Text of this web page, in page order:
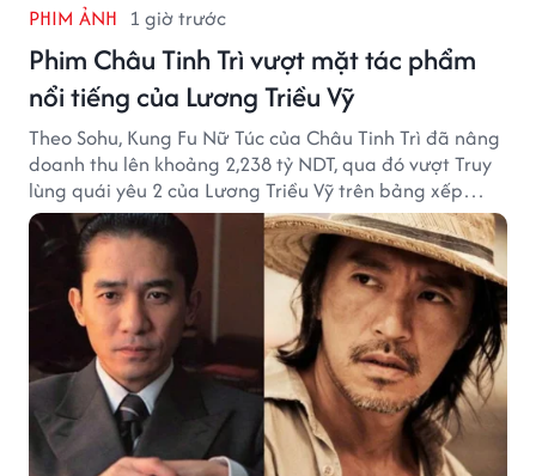
PHIM ẢNH 1 giờ trước
Phim Châu Tinh Trì vượt mặt tác phẩm
nổi tiếng của Lương Triều Vỹ
Theo Sohu, Kung Fu Nữ Túc của Châu Tinh Trì đã nâng
doanh thu lên khoảng 2,238 tỷ NDT, qua đó vượt Truy
lùng quái yêu 2 của Lương Triều Vỹ trên bảng xếp
hạng phòng vé Trung Quốc.